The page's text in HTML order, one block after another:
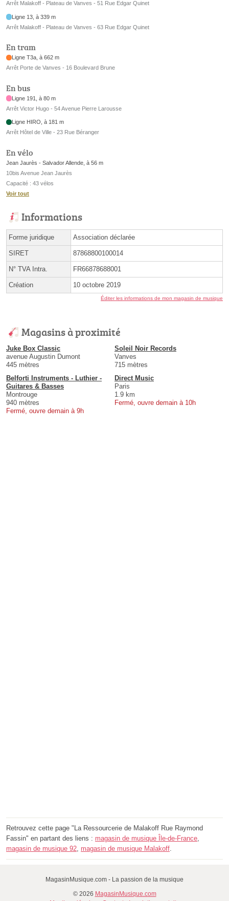
Arrêt Malakoff - Plateau de Vanves - 51 Rue Edgar Quinet
Ligne 13, à 339 m
Arrêt Malakoff - Plateau de Vanves - 63 Rue Edgar Quinet
En tram
Ligne T3a, à 662 m
Arrêt Porte de Vanves - 16 Boulevard Brune
En bus
Ligne 191, à 80 m
Arrêt Victor Hugo - 54 Avenue Pierre Larousse
Ligne HIRO, à 181 m
Arrêt Hôtel de Ville - 23 Rue Béranger
En vélo
Jean Jaurès - Salvador Allende, à 56 m
10bis Avenue Jean Jaurès
Capacité : 43 vélos
Voir tout
Informations
Forme juridique Association déclarée
SIRET 87868800100014
N° TVA Intra. FR66878688001
Création 10 octobre 2019
Éditer les informations de mon magasin de musique
Magasins à proximité
Juke Box Classic
avenue Augustin Dumont
445 mètres
Soleil Noir Records
Vanves
715 mètres
Belforti Instruments - Luthier -
Guitares & Basses
Montrouge
940 mètres
Fermé, ouvre demain à 9h
Direct Music
Paris
1.9 km
Fermé, ouvre demain à 10h
Retrouvez cette page "La Ressourcerie de Malakoff Rue Raymond
Fassin" en partant des liens : magasin de musique Île-de-France
magasin de musique 92 magasin de musique Malakoff
MagasinMusique.com - La passion de la musique
© 2026 MagasinMusique.com